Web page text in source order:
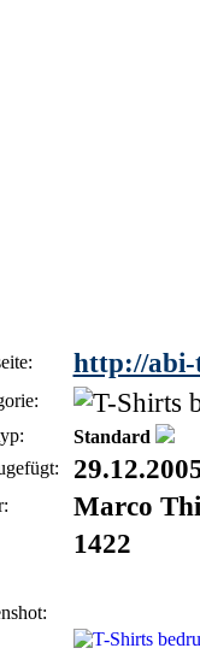
http://abi-
Standard
Marco
1422